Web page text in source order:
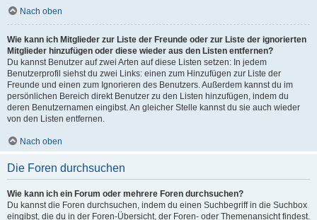
Nach oben
Wie kann ich Mitglieder zur Liste der Freunde oder zur Liste der ignorierten
Mitglieder hinzufügen oder diese wieder aus den Listen entfernen?
Du kannst Benutzer auf zwei Arten auf diese Listen setzen: In jedem
Benutzerprofil siehst du zwei Links: einen zum Hinzufügen zur Liste der
Freunde und einen zum Ignorieren des Benutzers. Außerdem kannst du im
persönlichen Bereich direkt Benutzer zu den Listen hinzufügen, indem du
deren Benutzernamen eingibst. An gleicher Stelle kannst du sie auch wieder
von den Listen entfernen.
Nach oben
Die Foren durchsuchen
Wie kann ich ein Forum oder mehrere Foren durchsuchen?
Du kannst die Foren durchsuchen, indem du einen Suchbegriff in die Suchbox
eingibst, die du in der Foren-Übersicht, der Foren- oder Themenansicht findest.